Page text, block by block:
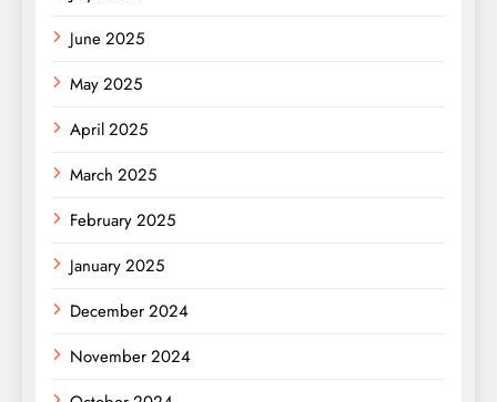
June 2025
May 2025
April 2025
March 2025
February 2025
January 2025
December 2024
November 2024